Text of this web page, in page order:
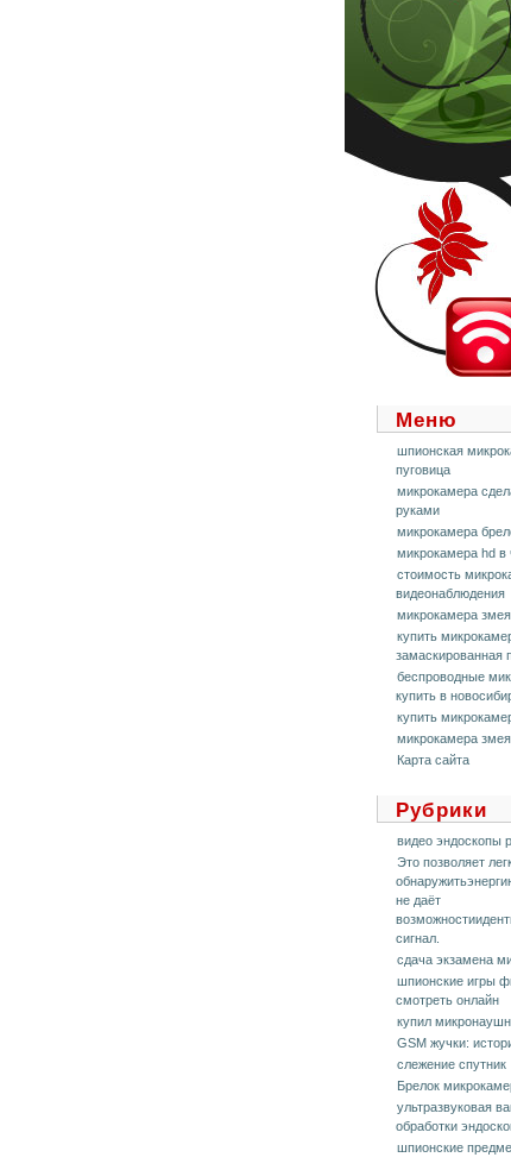
Меню
шпионская
пуговица
микрокамера
руками
микрокамера
микрокамера hd в
стоимость
видеонаблюдения
микрокамера
купить
замаскированная
беспроводные
купить в
купить
микрокамера
Карта сайта
Рубрики
видео эндоскопы
Это позволяет
не даёт
сигнал.
сдача экзамена
шпионские игры
смотреть онлайн
купил
GSM жучки:
слежение спутник
Брелок
ультразвуковая
обработки
шпионские